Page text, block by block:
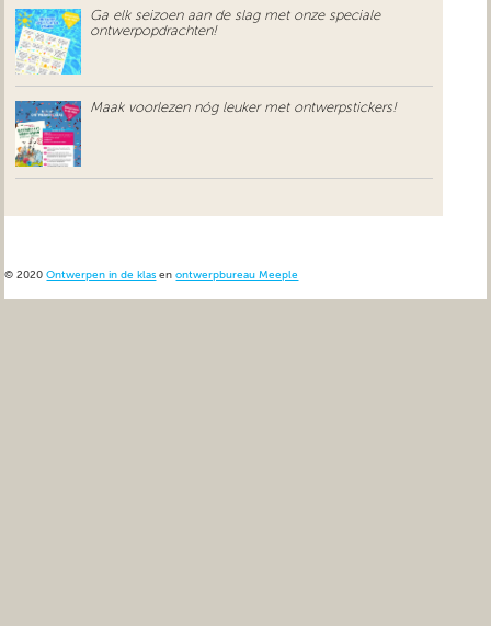
over onsGa elk seizoen aan de slag met onze speciale
ontwerpopdrachten!
Maak voorlezen nóg leuker met ontwerpstickers!
© 2020Ontwerpen in de klas enontwerpbureau Meeple